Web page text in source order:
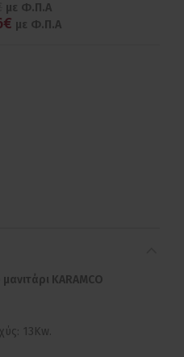
με Φ.Π.Α
με Φ.Π.Α
KARAMCO
13Kw.